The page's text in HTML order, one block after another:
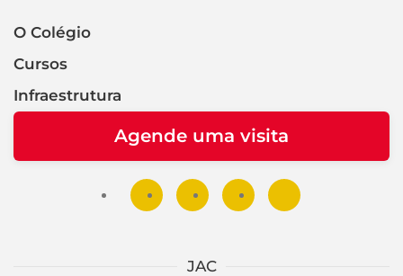
O Colégio
Cursos
Infraestrutura
Agende uma visita
JAC